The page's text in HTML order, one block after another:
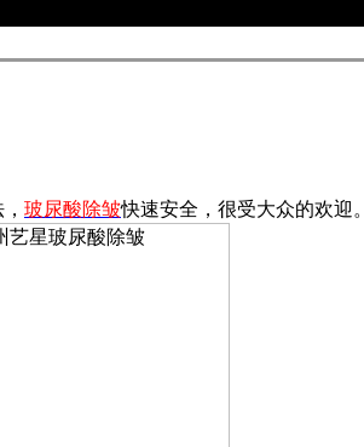
玻尿酸除皱快速安全，很受大众的欢迎。